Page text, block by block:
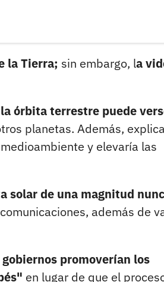
la Tierra; sin embargo, la
órbita terrestre puede
planetas. Además,
y elevaría las
solar de una magnitud
además de
promoverían los
en lugar de que el